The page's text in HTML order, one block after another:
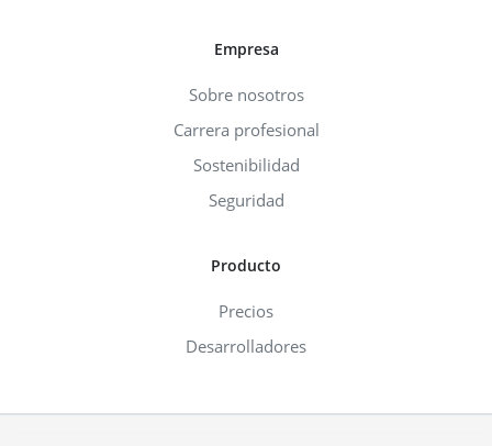
Empresa
Sobre nosotros
Carrera profesional
Sostenibilidad
Seguridad
Producto
Precios
Desarrolladores